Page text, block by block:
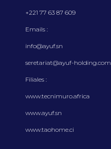
+221 77 63 87 609
Emails :
info@ayuf.sn
seretariat@ayuf-holding.com
Filiales :
www.tecnimuro.africa
www.ayuf.sn
www.taohome.ci